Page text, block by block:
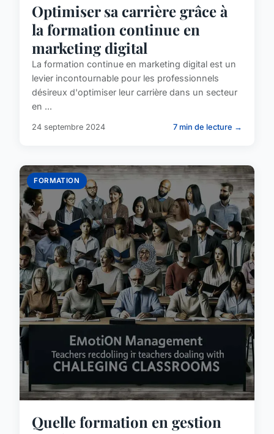
Optimiser sa carrière grâce à
la formation continue en
marketing digital
La formation continue en marketing digital est un
levier incontournable pour les professionnels
désireux d'optimiser leur carrière dans un secteur
en ...
24 septembre 2024 7 min de lecture →
FORMATION
Quelle formation en gestion